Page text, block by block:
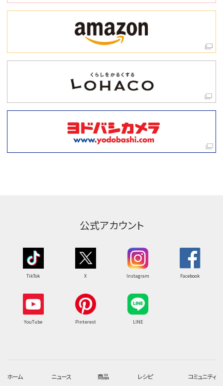
公式アカウント
TikTok X Instagram Facebook
YouTube Pinterest LINE
ホーム ニュース 商品 レシピ コミュニティ